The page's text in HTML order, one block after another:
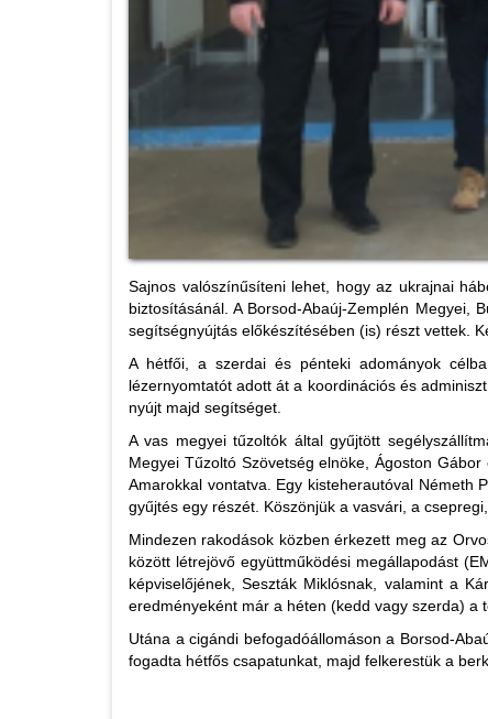
Sajnos valószínűsíteni lehet, hogy az ukrajnai
biztosításánál. A Borsod-Abaúj-Zemplén Megyei,
segítségnyújtás előkészítésében (is) részt vettek.
A hétfői, a szerdai és pénteki adományok
lézernyomtatót adott át a koordinációs és
nyújt majd segítséget.
A vas megyei tűzoltók által gyűjtött
Megyei Tűzoltó Szövetség elnöke, Ágoston
Amarokkal vontatva. Egy kisteherautóval Németh
gyűjtés egy részét. Köszönjük a vasvári, a
Mindezen rakodások közben érkezett meg az
között létrejövő együttműködési megállapodást
képviselőjének, Seszták Miklósnak, valamint a
eredményeként már a héten (kedd vagy szerda) a
Utána a cigándi befogadóállomáson a Borsod-
fogadta hétfős csapatunkat, majd felkerestük a